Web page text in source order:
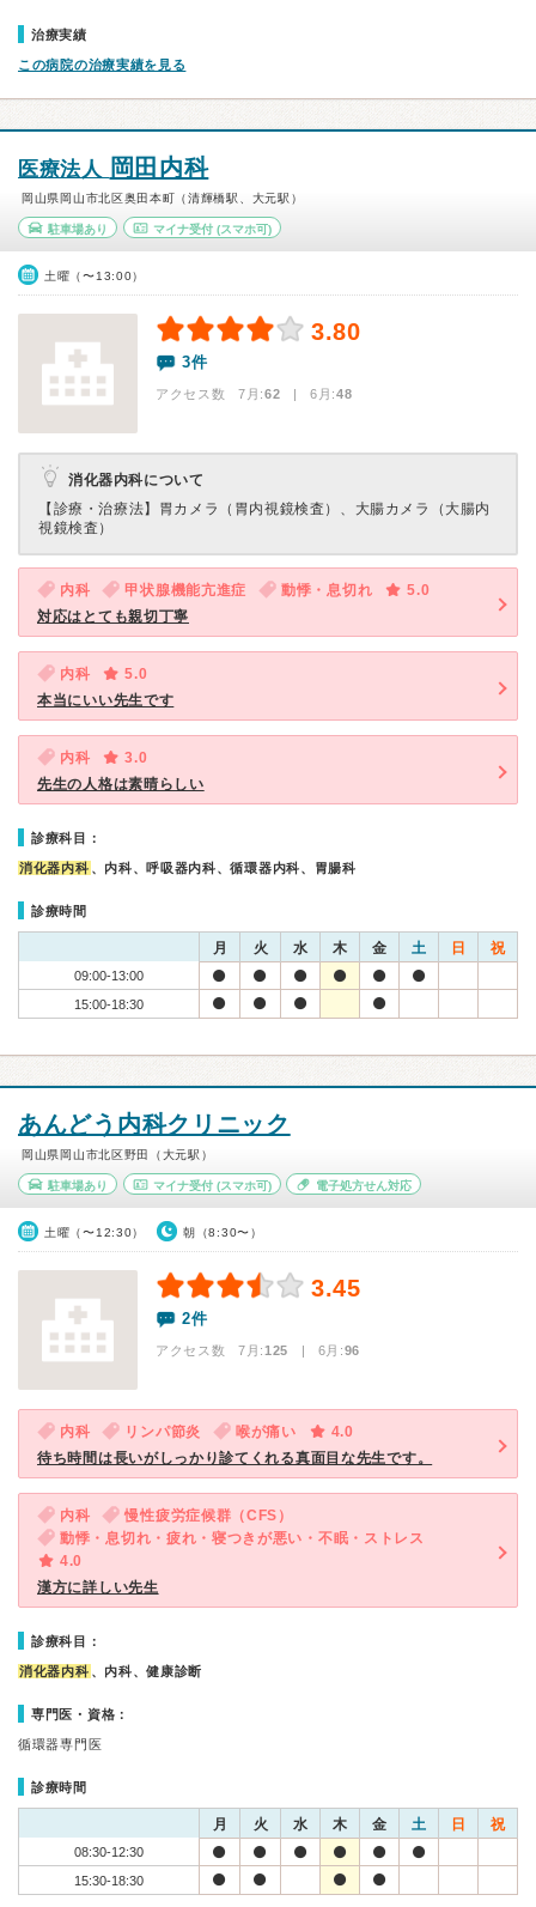
治療実績
この病院の治療実績を見る
医療法人 岡田内科
岡山県岡山市北区奥田本町（清輝橋駅、大元駅）
駐車場あり マイナ受付(スマホ可)
土曜（〜13:00）
3.80
3件
アクセス数 7月:62 | 6月:48
消化器内科について
【診療・治療法】 胃カメラ（胃内視鏡検査）、大腸カメラ（大腸内
視鏡検査）
内科 甲状腺機能亢進症 動悸・息切れ
5.0
対応はとても親切丁寧
内科
5.0
本当にいい先生です
内科
3.0
先生の人格は素晴らしい
診療科目：
消化器内科 、内科、呼吸器内科、循環器内科、胃腸科
診療時間
月 火 水 木 金 土 日 祝
09:00-13:00
15:00-18:30
あんどう内科クリニック
岡山県岡山市北区野田（大元駅）
駐車場あり マイナ受付(スマホ可) 電子処方せん対応
土曜（〜12:30） 朝（8:30〜）
3.45
2件
アクセス数 7月:125 | 6月:96
内科 リンパ節炎 喉が痛い
4.0
待ち時間は長いがしっかり診てくれる真面目な先生です。
内科
慢性疲労症候群（CFS）
動悸・息切れ・疲れ・寝つきが悪い・不眠・ストレス
4.0
漢方に詳しい先生
診療科目：
消化器内科 、内科、健康診断
専門医・資格：
循環器専門医
診療時間
月 火 水 木 金 土 日 祝
08:30-12:30
15:30-18:30